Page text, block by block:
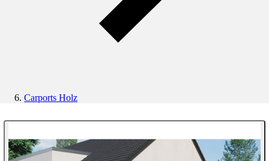
Carports Holz